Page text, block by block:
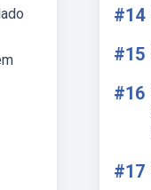
#14
#15
#16
#17